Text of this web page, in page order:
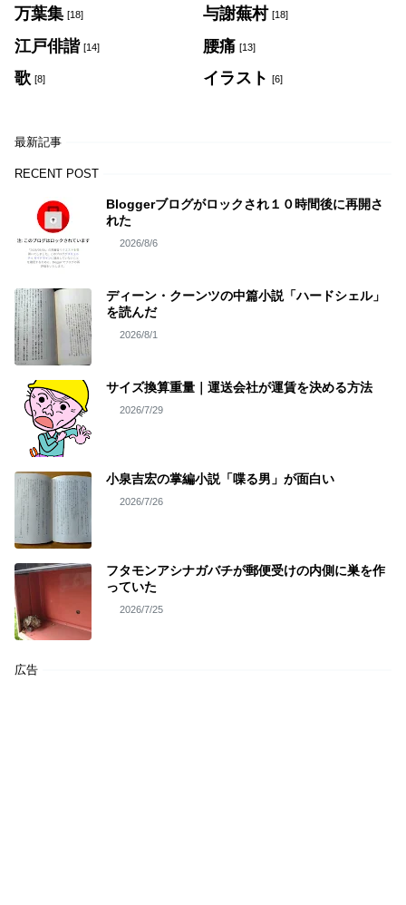
万葉集 [18] 与謝蕪村 [18]
江戸俳諧 [14] 腰痛 [13]
歌 [8] イラスト [6]
最新記事
RECENT POST
Bloggerブログがロックされ１０時間後に再開さ
れた
2026/8/6
ディーン・クーンツの中篇小説「ハードシェル」
を読んだ
2026/8/1
サイズ換算重量｜運送会社が運賃を決める方法
2026/7/29
小泉吉宏の掌編小説「喋る男」が面白い
2026/7/26
フタモンアシナガバチが郵便受けの内側に巣を作
っていた
2026/7/25
広告